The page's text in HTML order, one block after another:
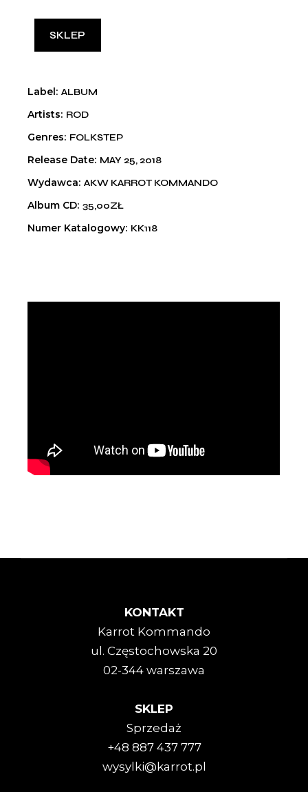
SKLEP
Label ALBUM
Artists ROD
Genres FOLKSTEP
Release Date MAY 25, 2018
Wydawca AKW KARROT KOMMANDO
Album CD 35,00ZŁ
Numer Katalogowy KK118
KONTAKT
Karrot Kommando
ul. Częstochowska 20
02-344 warszawa
SKLEP
Sprzedaż
+48 887 437 777
wysylki@karrot.pl